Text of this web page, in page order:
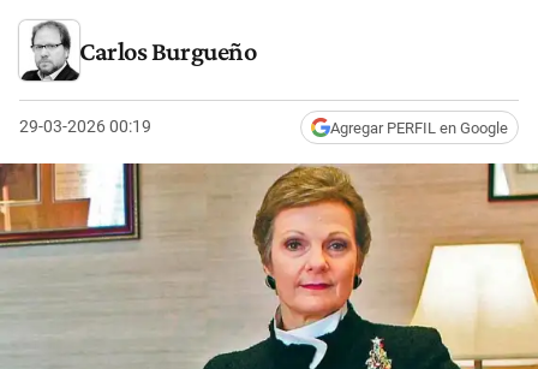
Carlos Burgueño
29-03-2026 00:19 Agregar PERFIL en Google